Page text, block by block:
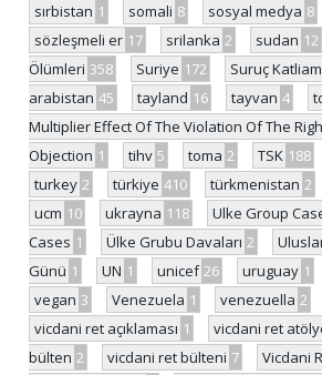
sırbistan 1 somali 8 sosyal medya 8
sözleşmeli er 17 srilanka 2 sudan 12
Ölümleri 358 Suriye 172 Suruç
arabistan 45 tayland 16 tayvan 4
Multiplier Effect Of The Violation Of The
Objection 1 tihv 5 toma 2 TSK 188
turkey 2 türkiye 410 türkmenistan 2
ucm 10 ukrayna 118 Ulke Group
Cases 1 Ülke Grubu Davaları 2
Günü 1 UN 1 unicef 26 uruguay 1
vegan 3 Venezuela 1 venezuella 2
vicdani ret açıklaması 1 vicdani ret
bülten 2 vicdani ret bülteni 7 Vicdani